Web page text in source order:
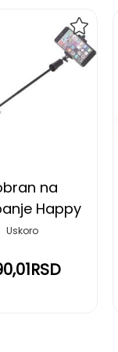
na
Happy
Stick
Uskoro
DODAJ